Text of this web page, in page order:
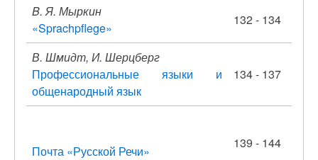
B. Я. Мыркин
«Sprachpflege»
132 - 134
В. Шмидт, И. Шерцберг
Профессиональные языки и
общенародный язык
134 - 137
Почта «Русской Речи»
139 - 144